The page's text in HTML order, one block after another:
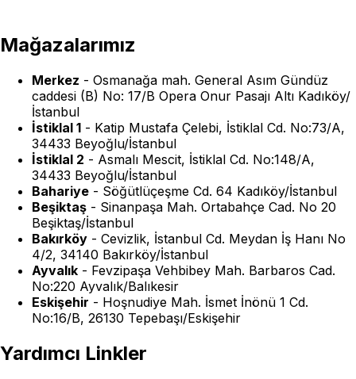
Mağazalarımız
Merkez - Osmanağa mah. General Asım Gündüz
caddesi (B) No: 17/B Opera Onur Pasajı Altı Kadıköy/
İstanbul
İstiklal 1 - Katip Mustafa Çelebi, İstiklal Cd. No:73/A,
34433 Beyoğlu/İstanbul
İstiklal 2 - Asmalı Mescit, İstiklal Cd. No:148/A,
34433 Beyoğlu/İstanbul
Bahariye - Söğütlüçeşme Cd. 64 Kadıköy/İstanbul
Beşiktaş - Sinanpaşa Mah. Ortabahçe Cad. No 20
Beşiktaş/İstanbul
Bakırköy - Cevizlik, İstanbul Cd. Meydan İş Hanı No
4/2, 34140 Bakırköy/İstanbul
Ayvalık - Fevzipaşa Vehbibey Mah. Barbaros Cad.
No:220 Ayvalık/Balıkesir
Eskişehir - Hoşnudiye Mah. İsmet İnönü 1 Cd.
No:16/B, 26130 Tepebaşı/Eskişehir
Yardımcı Linkler